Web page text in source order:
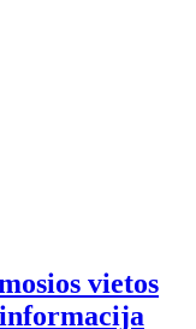
vietos